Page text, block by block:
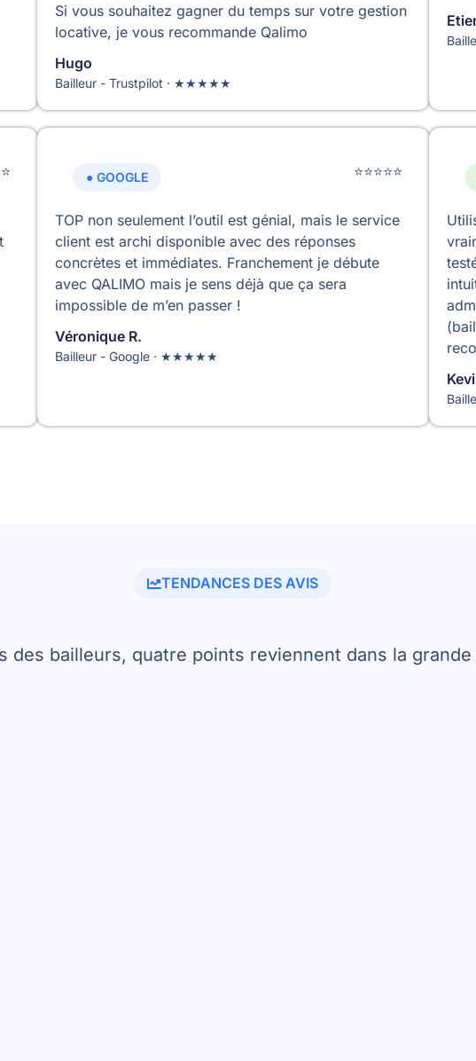
Si vous souhaitez gagner du temps sur votre gestion
locative, je vous recommande Qalimo
Hugo
Bailleur - Trustpilot · ★★★★★
● GOOGLE ⭐⭐⭐⭐⭐
TOP non seulement l’outil est génial, mais le service
client est archi disponible avec des réponses
concrètes et immédiates. Franchement je débute
avec QALIMO mais je sens déjà que ça sera
impossible de m’en passer !
Véronique R.
Bailleur - Google · ★★★★★
TENDANCES DES AVIS
des bailleurs, quatre points reviennent dans la